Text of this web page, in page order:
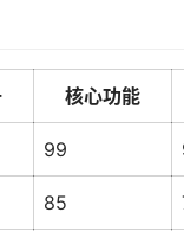
核心功能
99
85